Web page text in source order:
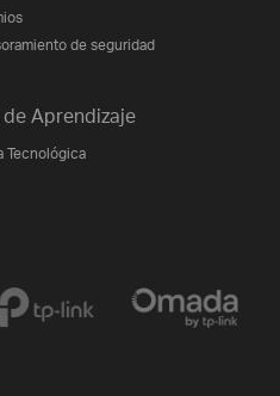
de seguridad
Aprendizaje
Tecnológica